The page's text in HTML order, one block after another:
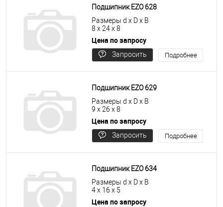
Подшипник EZO 628
Размеры d x D x B
8 x 24 x 8
Цена по запросу
Запросить
Подробнее
Подшипник EZO 629
Размеры d x D x B
9 x 26 x 8
Цена по запросу
Запросить
Подробнее
Подшипник EZO 634
Размеры d x D x B
4 x 16 x 5
Цена по запросу